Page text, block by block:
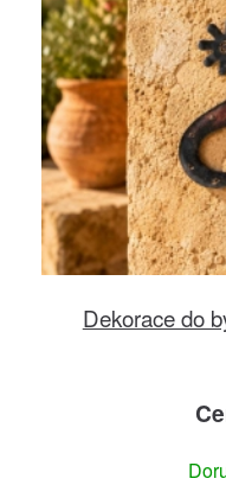
Dekorace do